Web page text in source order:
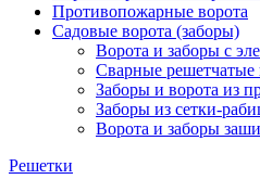
Противопожарные ворота
Садовые ворота (заборы)
Ворота и заборы с
Сварные решетчатые
Заборы и ворота из
Заборы из сетки-
Ворота и заборы
Решетки